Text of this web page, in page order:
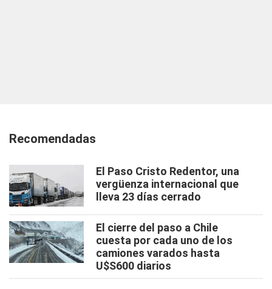
Recomendadas
El Paso Cristo Redentor, una
vergüenza internacional que
lleva 23 días cerrado
El cierre del paso a Chile
cuesta por cada uno de los
camiones varados hasta
U$S600 diarios